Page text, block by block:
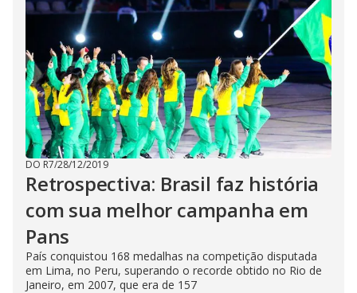
DO R7/28/12/2019
Retrospectiva: Brasil faz história
com sua melhor campanha em
Pans
País conquistou 168 medalhas na competição disputada
em Lima, no Peru, superando o recorde obtido no Rio de
Janeiro, em 2007, que era de 157